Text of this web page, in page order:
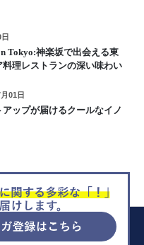
Tokyo:神楽坂で出会える東
理レストランの深い味わい
01日
ップが届けるクールなイノ
Government.